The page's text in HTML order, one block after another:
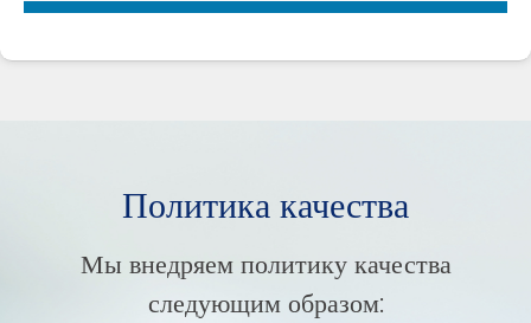
Политика качества
Мы внедряем политику качества
следующим образом: